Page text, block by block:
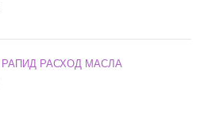
РАСХОД МАСЛА